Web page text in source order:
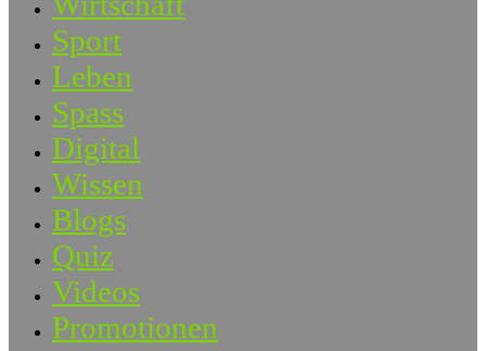
Sport
Leben
Spass
Digital
Wissen
Blogs
Quiz
Videos
Promotionen